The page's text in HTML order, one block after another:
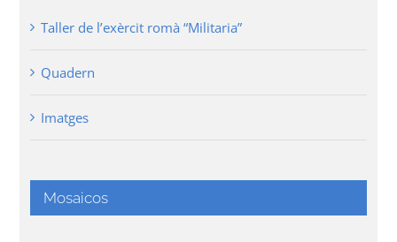
Taller de l’exèrcit romà “Militaria”
Quadern
Imatges
Mosaicos